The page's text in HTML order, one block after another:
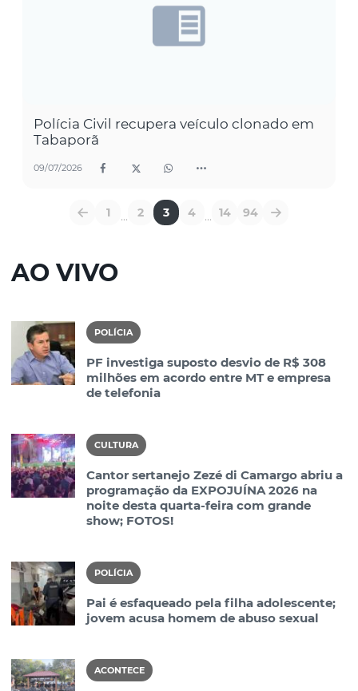
Polícia Civil recupera veículo clonado em
Tabaporã
09/07/2026
1 ... 2 3 4 ... 14 94
AO VIVO
POLÍCIA
PF investiga suposto desvio de R$ 308
milhões em acordo entre MT e empresa
de telefonia
CULTURA
Cantor sertanejo Zezé di Camargo abriu a
programação da EXPOJUÍNA 2026 na
noite desta quarta-feira com grande
show; FOTOS!
POLÍCIA
Pai é esfaqueado pela filha adolescente;
jovem acusa homem de abuso sexual
ACONTECE